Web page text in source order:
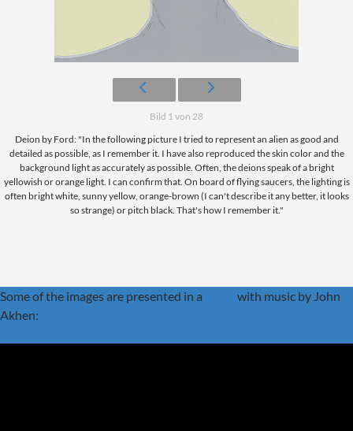
Bild 1 von 28
Deion by Ford: "In the following picture I tried to represent an alien as good and
detailed as possible, as I remember it. I have also reproduced the skin color and the
background light as accurately as possible. Often, the deions speak of a bright
yellowish or orange light. I can confirm that. On board of flying saucers, the lighting is
often bright white, sunny yellow, orange-brown (I can't describe it any better, it looks
so strange) or pitch black. That's how I remember it."
Some of the images are presented in a
with music by John
Akhen: